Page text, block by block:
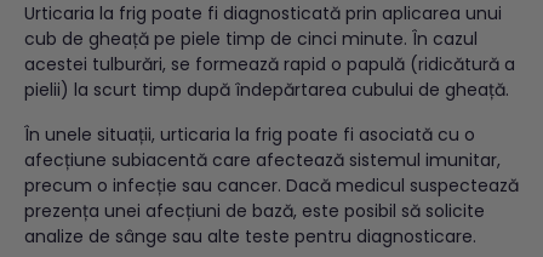
Urticaria la frig poate fi diagnosticată prin aplicarea unui
cub de gheață pe piele timp de cinci minute. În cazul
acestei tulburări, se formează rapid o papulă (ridicătură a
pielii) la scurt timp după îndepărtarea cubului de gheață.
În unele situații, urticaria la frig poate fi asociată cu o
afecțiune subiacentă care afectează sistemul imunitar,
precum o infecție sau cancer. Dacă medicul suspectează
prezența unei afecțiuni de bază, este posibil să solicite
analize de sânge sau alte teste pentru diagnosticare.